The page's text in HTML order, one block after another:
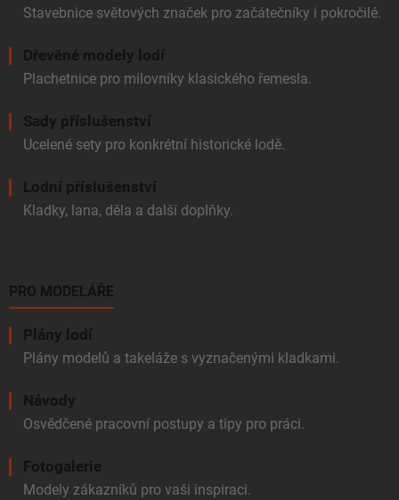
Stavebnice světových značek pro začátečníky i pokročilé.
Dřevěné modely lodí
Plachetnice pro milovníky klasického řemesla.
Sady příslušenství
Ucelené sety pro konkrétní historické lodě.
Lodní příslušenství
Kladky, lana, děla a další doplňky.
PRO MODELÁŘE
Plány lodí
Plány modelů a takeláže s vyznačenými kladkami.
Návody
Osvědčené pracovní postupy a tipy pro práci.
Fotogalerie
Modely zákazníků pro vaši inspiraci.